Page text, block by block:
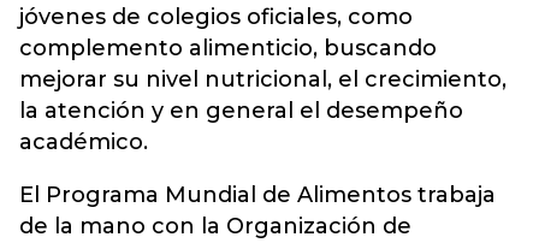
jóvenes de colegios oficiales, como
complemento alimenticio, buscando
mejorar su nivel nutricional, el crecimiento,
la atención y en general el desempeño
académico.
El Programa Mundial de Alimentos trabaja
de la mano con la Organización de